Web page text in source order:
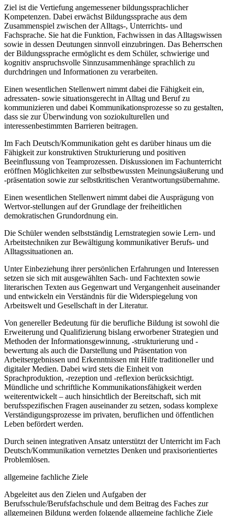
Ziel ist die Vertiefung angemessener bildungssprachlicher
Kompetenzen. Dabei erwächst Bildungssprache aus dem
Zusammenspiel zwischen der Alltags-, Unterrichts- und
Fachsprache. Sie hat die Funktion, Fachwissen in das Alltagswissen
sowie in dessen Deutungen sinnvoll einzubringen. Das Beherrschen
der Bildungssprache ermöglicht es dem Schüler, schwierige und
kognitiv anspruchsvolle Sinnzusammenhänge sprachlich zu
durchdringen und Informationen zu verarbeiten.
Einen wesentlichen Stellenwert nimmt dabei die Fähigkeit ein,
adressaten- sowie situationsgerecht in Alltag und Beruf zu
kommunizieren und dabei Kommunikationsprozesse so zu gestalten,
dass sie zur Überwindung von soziokulturellen und
interessenbestimmten Barrieren beitragen.
Im Fach Deutsch/Kommunikation geht es darüber hinaus um die
Fähigkeit zur konstruktiven Strukturierung und positiven
Beeinflussung von Teamprozessen. Diskussionen im Fachunterricht
eröffnen Möglichkeiten zur selbstbewussten Meinungsäußerung und
-präsentation sowie zur selbstkritischen Verantwortungsübernahme.
Einen wesentlichen Stellenwert nimmt dabei die Ausprägung von
Wertvor-stellungen auf der Grundlage der freiheitlichen
demokratischen Grundordnung ein.
Die Schüler wenden selbstständig Lernstrategien sowie Lern- und
Arbeitstechniken zur Bewältigung kommunikativer Berufs- und
Alltagssituationen an.
Unter Einbeziehung ihrer persönlichen Erfahrungen und Interessen
setzen sie sich mit ausgewählten Sach- und Fachtexten sowie
literarischen Texten aus Gegenwart und Vergangenheit auseinander
und entwickeln ein Verständnis für die Widerspiegelung von
Arbeitswelt und Gesellschaft in der Literatur.
Von genereller Bedeutung für die berufliche Bildung ist sowohl die
Erweiterung und Qualifizierung bislang erworbener Strategien und
Methoden der Informationsgewinnung, -strukturierung und -
bewertung als auch die Darstellung und Präsentation von
Arbeitsergebnissen und Erkenntnissen mit Hilfe traditioneller und
digitaler Medien. Dabei wird stets die Einheit von
Sprachproduktion, -rezeption und -reflexion berücksichtigt.
Mündliche und schriftliche Kommunikationsfähigkeit werden
weiterentwickelt – auch hinsichtlich der Bereitschaft, sich mit
berufsspezifischen Fragen auseinander zu setzen, sodass komplexe
Verständigungsprozesse im privaten, beruflichen und öffentlichen
Leben befördert werden.
Durch seinen integrativen Ansatz unterstützt der Unterricht im Fach
Deutsch/Kommunikation vernetztes Denken und praxisorientiertes
Problemlösen.
allgemeine fachliche Ziele
Abgeleitet aus den Zielen und Aufgaben der
Berufsschule/Berufsfachschule und dem Beitrag des Faches zur
allgemeinen Bildung werden folgende allgemeine fachliche Ziele